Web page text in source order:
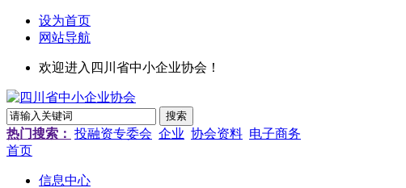
设为首页
网站导航
欢迎进入四川省中小企业协会！
热门搜索： 投融资专委会 企业 协会资料 电子商务
首页
信息中心